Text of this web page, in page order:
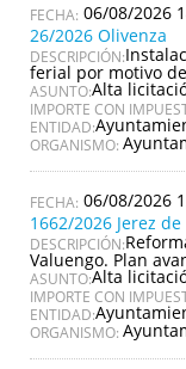
06/08/2026
26/2026 Olivenza
DESCRIPCIÓN:
ferial por motivo
ASUNTO:Alta
IMPORTE CON
ENTIDAD:
ORGANISMO:
06/08/2026
1662/2026 Jerez
DESCRIPCIÓN:
Valuengo. Plan
ASUNTO:Alta
IMPORTE CON
ENTIDAD:
ORGANISMO: